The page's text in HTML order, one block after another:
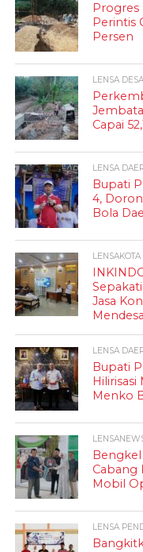
Perintis
Persen
LENSA DESA
Capai
LENSA
Bupati
4,
Bola
LENSAKOTA
Jasa
LENSA
Bupati
Hilirisasi
Menko
Cabang
Mobil
LENSA